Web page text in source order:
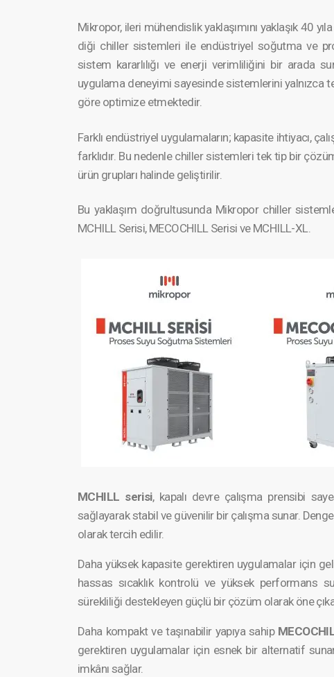
Mikropor, ileri mühendis­lik yaklaşım­ını yaklaşık 40
diği chiller sistemleri ile endüstri­yel soğutma ve
sistem kararlıl­ığı ve enerji verimlil­iğini bir arada
uygulama deneyimi sayesinde sistemle­rini yalnızca
göre optimize etmektedir.
Farklı endüstri­yel uygulama­ların; kapasite ihtiyacı,
farklıdır. Bu nedenle chiller sistemleri tek tip bir
ürün grupları halinde geliştir­ilir.
Bu yaklaşım doğrultu­sunda Mikropor chiller
MCHILL Serisi, MECOCHILL Serisi ve MCHILL-XL.
MCHILL serisi, kapalı devre çalışma prensibi
sağlayarak stabil ve güvenilir bir çalışma sunar.
olarak tercih edilir.
Daha yüksek kapasite gerektiren uygulama­lar için
hassas sıcaklık kontrolü ve yüksek performans
süreklil­iği destekle­yen güçlü bir çözüm olarak öne
Daha kompakt ve taşınabi­lir yapıya sahip
gerektiren uygulama­lar için esnek bir alternatif
imkânı sağlar.